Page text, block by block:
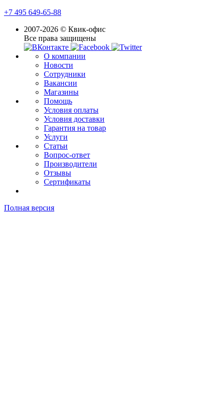
+7 495 649-65-88
2007-2026 © Квик-офис
Все права защищены
О компании
Новости
Сотрудники
Вакансии
Магазины
Помощь
Условия оплаты
Условия доставки
Гарантия на товар
Услуги
Статьи
Вопрос-ответ
Производители
Отзывы
Сертификаты
Полная версия